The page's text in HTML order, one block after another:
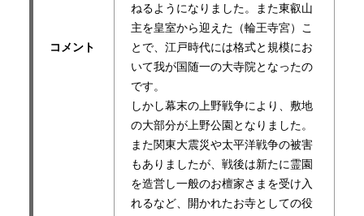
コメント
ねるようになりました。また東叡山
主を皇室から迎えた（輪王寺宮）こ
とで、江戸時代には格式と規模にお
いて我が国随一の大寺院となったの
です。
しかし幕末の上野戦争により、敷地
の大部分が上野公園となりました。
また関東大震災や太平洋戦争の被害
もありましたが、戦後は新たに霊園
を造営し一般のお檀家さまを受け入
れるなど、開かれたお寺としての役